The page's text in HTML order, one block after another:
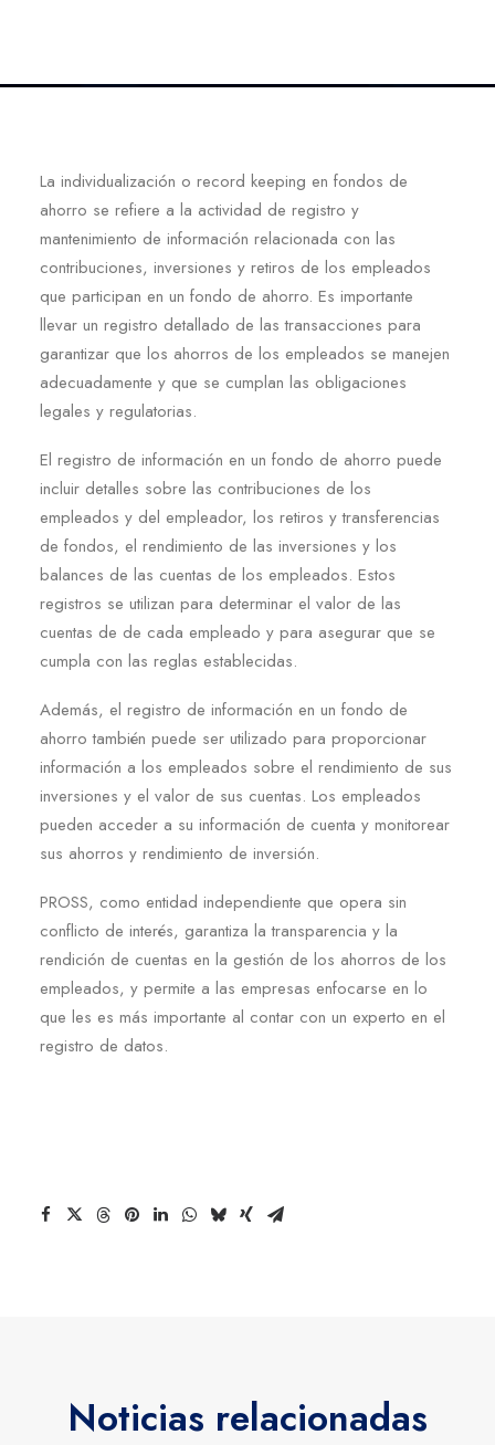
La individualización o record keeping en fondos de
ahorro se refiere a la actividad de registro y
mantenimiento de información relacionada con las
contribuciones, inversiones y retiros de los empleados
que participan en un fondo de ahorro. Es importante
llevar un registro detallado de las transacciones para
garantizar que los ahorros de los empleados se manejen
adecuadamente y que se cumplan las obligaciones
legales y regulatorias.
El registro de información en un fondo de ahorro puede
incluir detalles sobre las contribuciones de los
empleados y del empleador, los retiros y transferencias
de fondos, el rendimiento de las inversiones y los
balances de las cuentas de los empleados. Estos
registros se utilizan para determinar el valor de las
cuentas de de cada empleado y para asegurar que se
cumpla con las reglas establecidas.
Además, el registro de información en un fondo de
ahorro también puede ser utilizado para proporcionar
información a los empleados sobre el rendimiento de sus
inversiones y el valor de sus cuentas. Los empleados
pueden acceder a su información de cuenta y monitorear
sus ahorros y rendimiento de inversión.
PROSS, como entidad independiente que opera sin
conflicto de interés, garantiza la transparencia y la
rendición de cuentas en la gestión de los ahorros de los
empleados, y permite a las empresas enfocarse en lo
que les es más importante al contar con un experto en el
registro de datos.
Noticias relacionadas